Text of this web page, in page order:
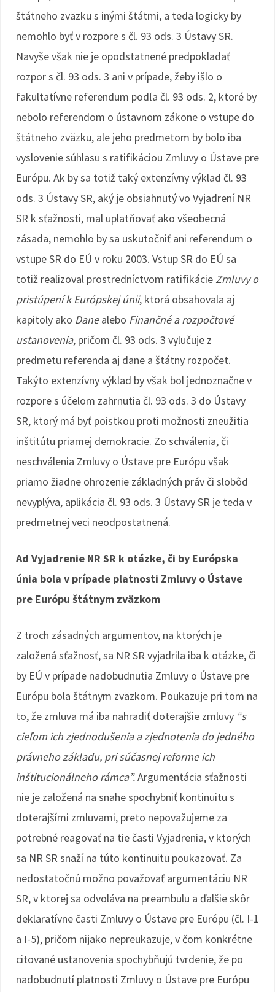
štátneho zväzku s inými štátmi, a teda logicky by
nemohlo byť v rozpore s čl. 93 ods. 3 Ústavy SR.
Navyše však nie je opodstatnené predpokladať
rozpor s čl. 93 ods. 3 ani v prípade, žeby išlo o
fakultatívne referendum podľa čl. 93 ods. 2, ktoré by
nebolo referendom o ústavnom zákone o vstupe do
štátneho zväzku, ale jeho predmetom by bolo iba
vyslovenie súhlasu s ratifikáciou Zmluvy o Ústave pre
Európu. Ak by sa totiž taký extenzívny výklad čl. 93
ods. 3 Ústavy SR, aký je obsiahnutý vo Vyjadrení NR
SR k sťažnosti, mal uplatňovať ako všeobecná
zásada, nemohlo by sa uskutočniť ani referendum o
vstupe SR do EÚ v roku 2003. Vstup SR do EÚ sa
totiž realizoval prostredníctvom ratifikácie Zmluvy o
pristúpení k Európskej únii, ktorá obsahovala aj
kapitoly ako Danealebo Finančné a rozpočtové
ustanovenia, pričom čl. 93 ods. 3 vylučuje z
predmetu referenda aj dane a štátny rozpočet.
Takýto extenzívny výklad by však bol jednoznačne v
rozpore s účelom zahrnutia čl. 93 ods. 3 do Ústavy
SR, ktorý má byť poistkou proti možnosti zneužitia
inštitútu priamej demokracie. Zo schválenia, či
neschválenia Zmluvy o Ústave pre Európu však
priamo žiadne ohrozenie základných práv či slobôd
nevyplýva, aplikácia čl. 93 ods. 3 Ústavy SR je teda v
predmetnej veci neodpostatnená.
Ad Vyjadrenie NR SR k otázke, či by Európska
únia bola v prípade platnosti Zmluvy o Ústave
pre Európu štátnym zväzkom
Z troch zásadných argumentov, na ktorých je
založená sťažnosť, sa NR SR vyjadrila iba k otázke, či
by EÚ v prípade nadobudnutia Zmluvy o Ústave pre
Európu bola štátnym zväzkom. Poukazuje pri tom na
to, že zmluva má iba nahradiť doterajšie zmluvy “s
cieľom ich zjednodušenia a zjednotenia do jedného
právneho základu, pri súčasnej reforme ich
inštitucionálneho rámca”.Argumentácia sťažnosti
nie je založená na snahe spochybniť kontinuitu s
doterajšími zmluvami, preto nepovažujeme za
potrebné reagovať na tie časti Vyjadrenia, v ktorých
sa NR SR snaží na túto kontinuitu poukazovať. Za
nedostatočnú možno považovať argumentáciu NR
SR, v ktorej sa odvoláva na preambulu a ďalšie skôr
deklaratívne časti Zmluvy o Ústave pre Európu (čl. I-1
a I-5), pričom nijako nepreukazuje, v čom konkrétne
citované ustanovenia spochybňujú tvrdenie, že po
nadobudnutí platnosti Zmluvy o Ústave pre Európu